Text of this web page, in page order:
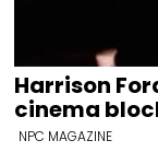
Harrison
cinema
NPC MAGAZINE